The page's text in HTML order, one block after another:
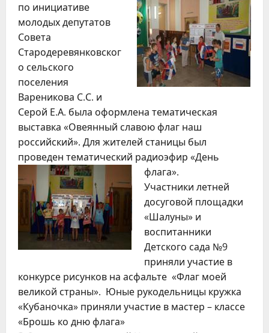
по инициативе
молодых депутатов
Совета
Стародеревянковског
о сельского
поселения
Вареникова С.С. и
Серой Е.А. была оформлена тематическая
выставка «Овеянный славою флаг наш
российский». Для жителей станицы был
проведен тематический радиоэфир «День
флага».
Участники летней
досуговой площадки
«Шалуны» и
воспитанники
Детского сада №9
приняли участие в
конкурсе рисунков на асфальте «Флаг моей
великой страны». Юные рукодельницы кружка
«Кубаночка» приняли участие в мастер – классе
«Брошь ко дню флага»